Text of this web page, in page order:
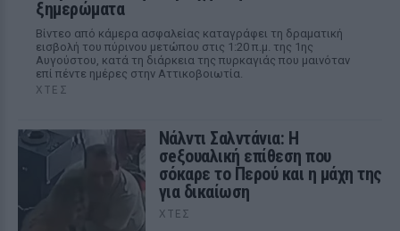
ξημερώματα
Βίντεο από κάμερα ασφαλείας καταγράφει τη δραματική
εισβολή του πύρινου μετώπου στις 1:20 π.μ. της 1ης
Αυγούστου, κατά τη διάρκεια της πυρκαγιάς που μαινόταν
επί πέντε ημέρες στην Αττικοβοιωτία.
ΧΤΕΣ
Νάλντι Σαλντάνια: Η
σeξουαλική επίθεση που
σόκαρε το Περού και η μάχη της
για δικαίωση
ΧΤΕΣ